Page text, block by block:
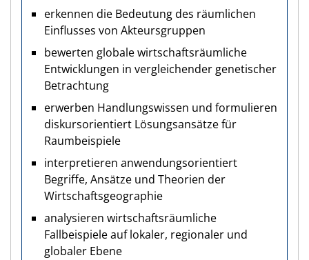
erkennen die Bedeutung des räumlichen
Einflusses von Akteursgruppen
bewerten globale wirtschaftsräumliche
Entwicklungen in vergleichender genetischer
Betrachtung
erwerben Handlungswissen und formulieren
diskursorientiert Lösungsansätze für
Raumbeispiele
interpretieren anwendungsorientiert
Begriffe, Ansätze und Theorien der
Wirtschaftsgeographie
analysieren wirtschaftsräumliche
Fallbeispiele auf lokaler, regionaler und
globaler Ebene